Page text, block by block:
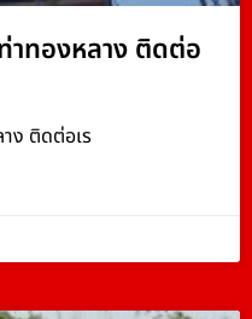
าทองหลาง ติดต่อ
ง ติดต่อเร